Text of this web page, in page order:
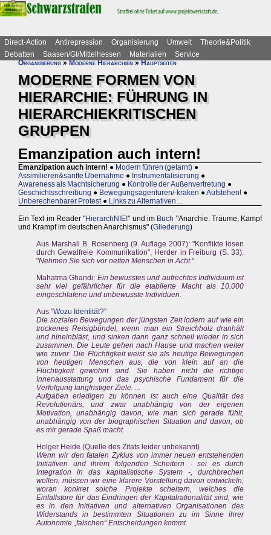
Direct-Action Antirepression Organisierung Umwelt
Theorie&Politik
Debatten
Saasen/GI/Mittelhessen Materialien
Service
Organisierung»Moderne Hierarchien»Hauptseiten
MODERNE FORMEN VON
HIERARCHIE: FÜHRUNG IN
HIERARCHIEKRITISCHEN
GRUPPEN
Emanzipation auch intern!
Emanzipation auch intern! ● Modern führen (getarnt) ●
Assimilieren&sanfte Übernahme ● Instrumentalisierung ●
Awareness als Machtsicherung ● Kontrolle der Außenvertretung ●
Geschichtsschreibung ● Bewegungsagenturen/-kraken ●Aufstehen! ●
Unberechenbarer Protest ● Links zu Alternativen ...
Ein Text im Reader "HierarchNIE!" und im Buch "Anarchie. Träume, Kampf
und Krampf im deutschen Anarchismus" (Gliederung)
Aus Marshall B. Rosenberg (9. Auflage 2007): "Konflikte lösen
durch Gewalfreie Kommunikation", Herder in Freiburg (S. 33):
"Nehmen Sie sich vor netten Menschen in Acht."
Mahatma Ghandi: Ein bewusstes und aufrechtes Individuum ist
sehr viel gefährlicher für die etablierte Macht als 10.000
eingeschlafene und unbewusste Individuen.
Aus "Wozu Identität?"
Die sozialen Bewegungen der jüngsten Zeit lodern auf wie ein
trockenes Reisigbündel, wenn man ein Streichholz dranhält
und hineinbläst, und sinken dann ganz schnell wieder in sich
zusammen. Die Leute gehen nach Hause und machen weiter
wie zuvor. Die Flüchtigkeit weist sie als heutige Bewegungen
von heutigen Menschen aus, die von klein auf an die
Flüchtigkeit gewöhnt sind. Sie haben nicht die richtige
Innenausstattung und das psychische Fundament für die
Verfolgung langfristiger Ziele. ...
Aufgaben erledigen zu können ist auch eine Qualität des
Revolutionärs, und zwar unabhängig von der eigenen
Motivation, unabhängig davon, wie man sich gerade fühlt,
unabhängig von der biographischen Situation und davon, ob
es mir gerade Spaß macht.
Holger Heide (Quelle des Zitats leider unbekannt)
Wenn wir den fatalen Zyklus von immer neuen entstehenden
Initiativen und ihrem folgenden Scheitern - sei es durch
Integration in das kapitalistische System -, durchbrechen
wollen, müssen wir eine klarere Vorstellung davon entwickeln,
woran konkret solche Projekte scheitern, welches die
Einfallstore für das Eindringen der Kapitalrationalität sind, wie
es in den Initiativen und alternativen Organisationen des
Widerstands in bestimmten Situationen zu im Sinne ihrer
Autonomie „falschen“ Entscheidungen kommt.